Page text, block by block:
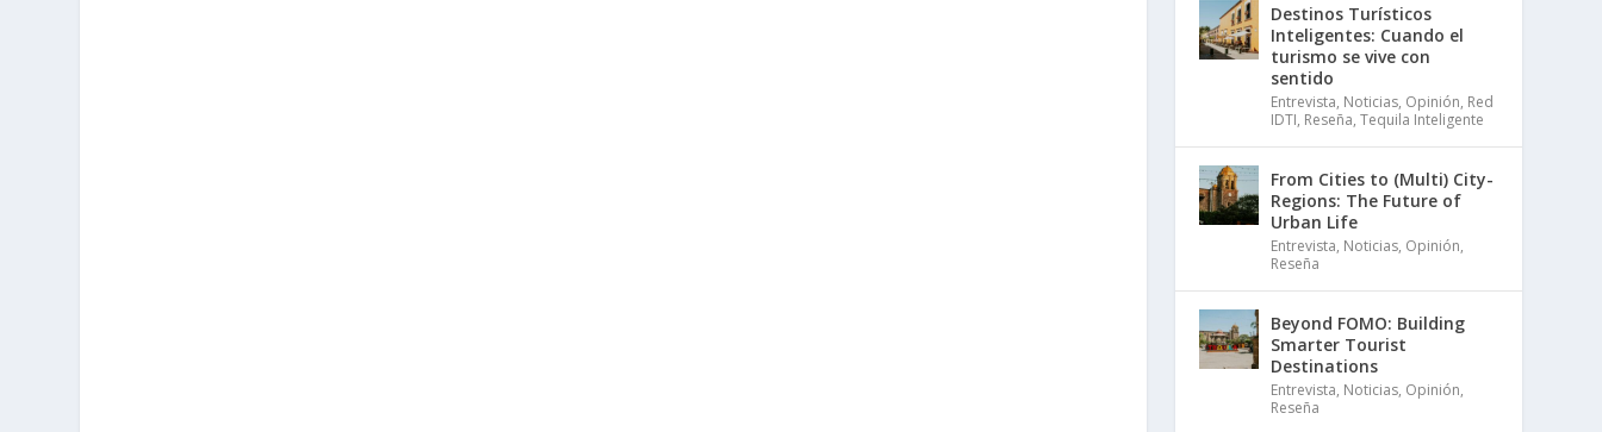
Destinos Turísticos
Inteligentes: Cuando el
turismo se vive con
sentido
Entrevista, Noticias, Opinión, Red
IDTI, Reseña,Tequila Inteligente
From Cities to (Multi) City-
Regions: The Future of
Urban Life
Entrevista, Noticias, Opinión,
Reseña
Beyond FOMO: Building
Smarter Tourist
Destinations
Entrevista, Noticias, Opinión,
Reseña